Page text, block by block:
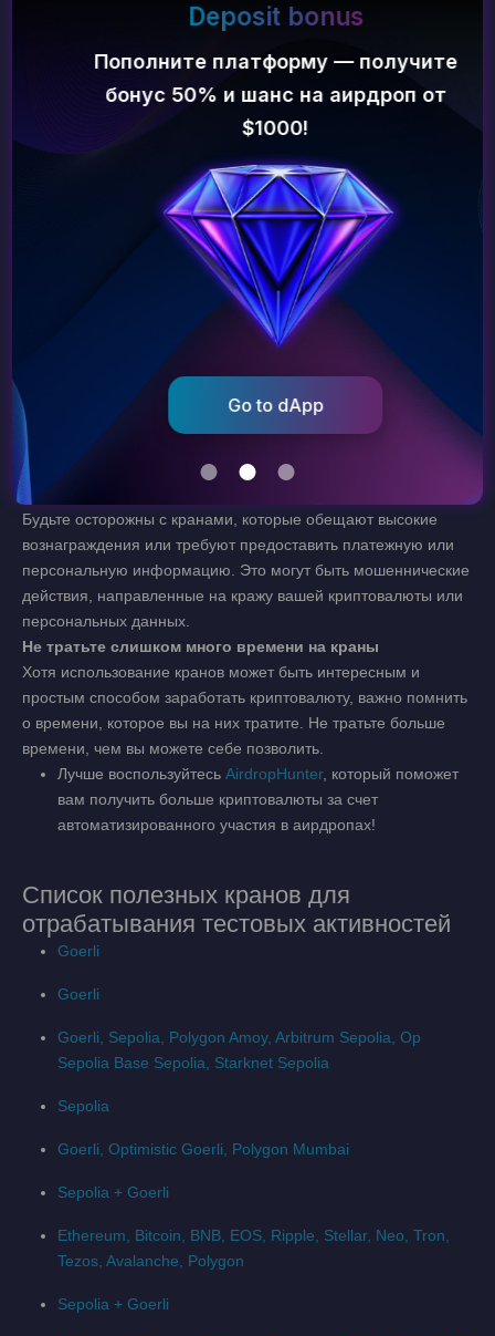
и надежным. Ознакомьтесь с отзывами других
Храните личную информацию и пароли в безопасности
Используйте только те краны, которые не требуют
предоставления такой конфиденциальной информации, как
номер вашего социального страхования или данные
банковского счета. Кроме того, используйте надежные
пароли и никогда никому не сообщайте информацию о
вашем кошельке.
Не подключайте кошельки к кранам- по возможности
используйте адреса криптокошельков для получения
Используйте защищенный кошелек
Выберите надежный и защищенный кошелек для хранения
ваших криптовалютных вознаграждений. Ищите кошельки,
которые предоставляют защищенные закрытые ключи и
другие функции безопасности.
Остерегайтесь мошенников
Будьте осторожны с кранами, которые обещают высокие
вознаграждения или требуют предоставить платежную или
персональную информацию. Это могут быть мошеннические
действия, направленные на кражу вашей криптовалюты или
персональных данных.
Не тратьте слишком много времени на краны
Хотя использование кранов может быть интересным и
простым способом заработать криптовалюту, важно помнить
о времени, которое вы на них тратите. Не тратьте больше
времени, чем вы можете себе позволить.
Лучше воспользуйтесь AirdropHunter, который поможет
вам получить больше криптовалюты за счет
автоматизированного участия в аирдропах!
Список полезных кранов для
отрабатывания тестовых активностей
Goerli
Goerli
Goerli, Sepolia, Polygon Amoy, Arbitrum Sepolia, Op
Sepolia Base Sepolia, Starknet Sepolia
Sepolia
Goerli, Optimistic Goerli, Polygon Mumbai
Sepolia + Goerli
Ethereum, Bitcoin, BNB, EOS, Ripple, Stellar, Neo, Tron,
Tezos, Avalanche, Polygon
Sepolia + Goerli
Deposit bonus
Пополните платформу — получите
бонус 50% и шанс на аирдроп от
$1000!
Go to dApp